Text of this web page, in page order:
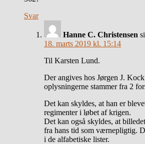
Svar
Hanne C. Christensen
18. marts 2019 kl. 15:14
Til Karsten Lund.
Der angives hos Jørgen J.
oplysningerne stammer fra 2
Det kan skyldes, at han er
regimenter i løbet af krigen.
Det kan også skyldes, at
fra hans tid som værnepligtig.
i de alfabetiske lister.